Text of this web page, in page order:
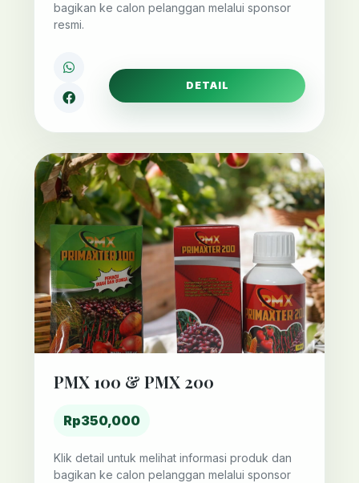
bagikan ke calon pelanggan melalui sponsor
resmi.
DETAIL
PMX 100 & PMX 200
Rp350,000
Klik detail untuk melihat informasi produk dan
bagikan ke calon pelanggan melalui sponsor